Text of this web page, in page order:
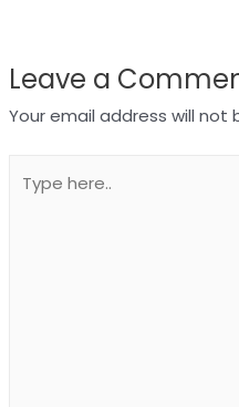
Leave a
Your email address will not